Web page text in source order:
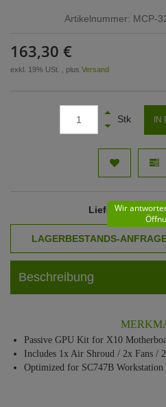
Artikelnummer: MCP-
163,30 €
exkl. 19% USt. , plus Versand
Stk
Lieferzeit: 61 -
Wir
Beschreibung
Passive GPU Kit for X10
Includes 1x Air Shroud / 2x Fans /
Optimized for SC747B Workstation